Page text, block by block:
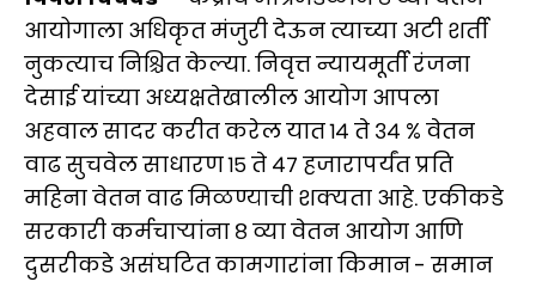
आयोगाला अधिकृत मंजुरी देऊन त्याच्या अटी शर्ती
नुकत्याच निश्चित केल्या. निवृत्त न्यायमूर्ती रंजना
देसाई यांच्या अध्यक्षतेखालील आयोग आपला
अहवाल सादर करीत करेल यात १४ ते ३४ % वेतन
वाढ सुचवेल साधारण १५ ते ४७ हजारापर्यंत प्रति
महिना वेतन वाढ मिळण्याची शक्यता आहे. एकीकडे
सरकारी कर्मचाऱ्यांना ८ व्या वेतन आयोग आणि
दुसरीकडे असंघटित कामगारांना किमान - समान